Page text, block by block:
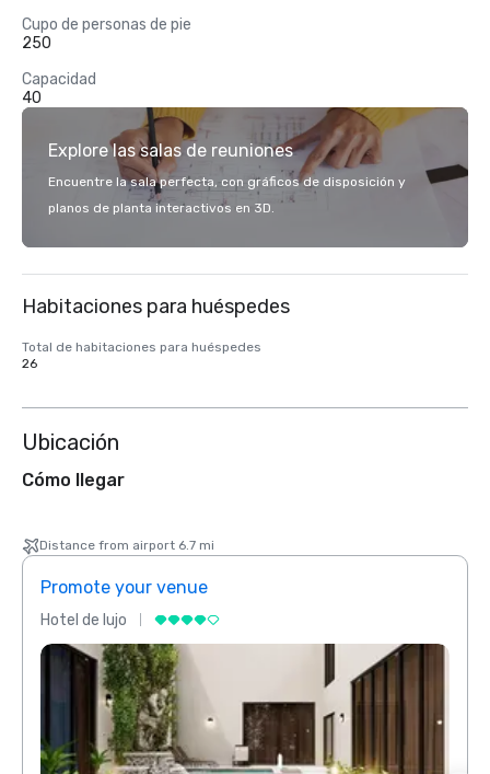
Cupo de personas de pie
250
Capacidad
40
Explore las salas de reuniones
Encuentre la sala perfecta, con gráficos de disposición y
planos de planta interactivos en 3D.
Habitaciones para huéspedes
Total de habitaciones para huéspedes
26
Ubicación
Cómo llegar
Distance from airport 6.7 mi
Promote your venue
Hotel de lujo